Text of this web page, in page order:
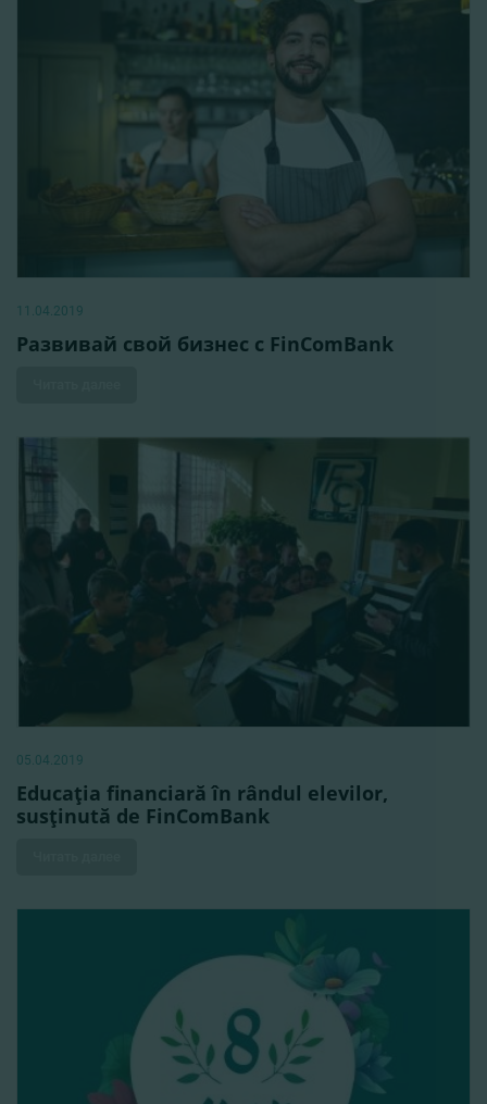
11.04.2019
Развивай свой бизнес с FinComBank
05.04.2019
Educaţia financiară în rândul elevilor,
susţinută de FinComBank